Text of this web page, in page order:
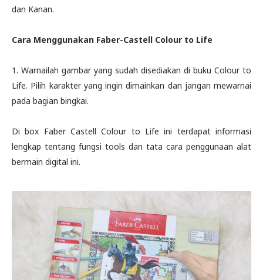
dan Kanan.
Cara Menggunakan Faber-Castell Colour to Life
1. Warnailah gambar yang sudah disediakan di buku Colour to
Life. Pilih karakter yang ingin dimainkan dan jangan mewarnai
pada bagian bingkai.
Di box Faber Castell Colour to Life ini terdapat informasi
lengkap tentang fungsi tools dan tata cara penggunaan alat
bermain digital ini.